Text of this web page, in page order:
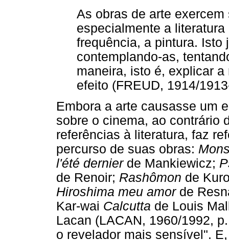
As obras de arte
especialmente a
frequência, a pintura. Isto
contemplando-as,
maneira, isto é, explicar
efeito (FREUD, 1914/
Embora a arte causasse um
sobre o cinema, ao contrário
referências à literatura, faz
percurso de suas obras:
l'été dernier de Mankiewicz;
de Renoir; Rashômon de
Hiroshima meu amorde
Kar-wai Calcutta de Louis
Lacan (LACAN, 1960/1992,
o revelador mais sensível".